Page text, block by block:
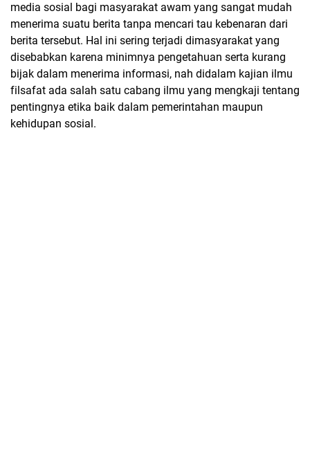
media sosial bagi masyarakat awam yang sangat mudah
menerima suatu berita tanpa mencari tau kebenaran dari
berita tersebut. Hal ini sering terjadi dimasyarakat yang
disebabkan karena minimnya pengetahuan serta kurang
bijak dalam menerima informasi, nah didalam kajian ilmu
filsafat ada salah satu cabang ilmu yang mengkaji tentang
pentingnya etika baik dalam pemerintahan maupun
kehidupan sosial.